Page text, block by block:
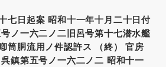
七日起案 昭和十一年十月二十日付
ノ一六二ノ二旧呂号第十七潜水艦
筒胴流用ノ件認許ス （終） 官房
鎮第五号ノ一六二ノ二 昭和十一